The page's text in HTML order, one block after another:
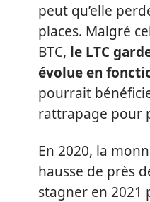
peut qu’elle
places. Malgré
BTC, le LTC
évolue en
pourrait
rattrapage pour
En 2020, la
hausse de près
stagner en 2021